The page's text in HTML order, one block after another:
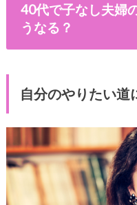
40代で子なし夫婦
うなる？
自分のやりたい道